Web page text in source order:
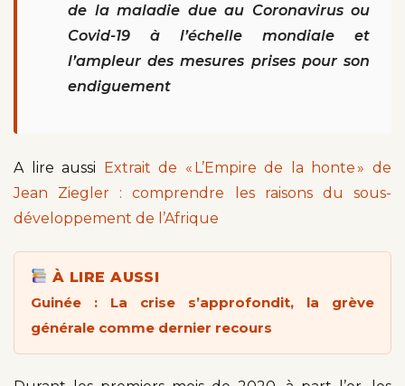
de la maladie due au Coronavirus ou
Covid-19 à l’échelle mondiale et
l’ampleur des mesures prises pour son
endiguement
A lire aussi Extrait de « L’Empire de la honte » de
Jean Ziegler : comprendre les raisons du sous-
développement de l’Afrique
À LIRE AUSSI
Guinée : La crise s’approfondit, la grève
générale comme dernier recours